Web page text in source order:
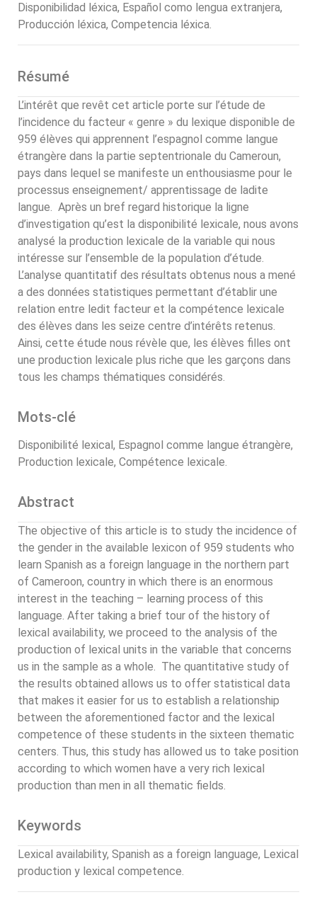
Disponibilidad léxica, Español como lengua extranjera,
Producción léxica, Competencia léxica.
Résumé
L’intérêt que revêt cet article porte sur l’étude de
l’incidence du facteur « genre » du lexique disponible de
959 élèves qui apprennent l’espagnol comme langue
étrangère dans la partie septentrionale du Cameroun,
pays dans lequel se manifeste un enthousiasme pour le
processus enseignement/ apprentissage de ladite
langue. Après un bref regard historique la ligne
d’investigation qu’est la disponibilité lexicale, nous avons
analysé la production lexicale de la variable qui nous
intéresse sur l’ensemble de la population d’étude.
L’analyse quantitatif des résultats obtenus nous a mené
a des données statistiques permettant d’établir une
relation entre ledit facteur et la compétence lexicale
des élèves dans les seize centre d’intérêts retenus.
Ainsi, cette étude nous révèle que, les élèves filles ont
une production lexicale plus riche que les garçons dans
tous les champs thématiques considérés.
Mots-clé
Disponibilité lexical, Espagnol comme langue étrangère,
Production lexicale, Compétence lexicale.
Abstract
The objective of this article is to study the incidence of
the gender in the available lexicon of 959 students who
learn Spanish as a foreign language in the northern part
of Cameroon, country in which there is an enormous
interest in the teaching – learning process of this
language. After taking a brief tour of the history of
lexical availability, we proceed to the analysis of the
production of lexical units in the variable that concerns
us in the sample as a whole. The quantitative study of
the results obtained allows us to offer statistical data
that makes it easier for us to establish a relationship
between the aforementioned factor and the lexical
competence of these students in the sixteen thematic
centers. Thus, this study has allowed us to take position
according to which women have a very rich lexical
production than men in all thematic fields.
Keywords
Lexical availability, Spanish as a foreign language, Lexical
production y lexical competence.